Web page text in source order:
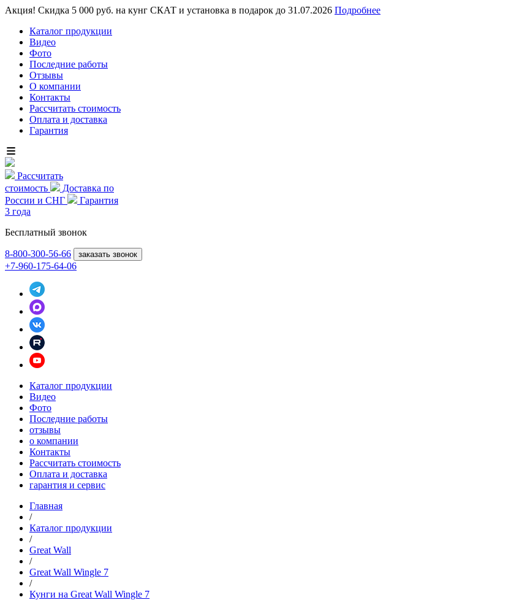
Акция! Скидка 5 000 руб. на кунг СКАТ и установка в подарок до 31.07.2026 Подробнее
Каталог продукции
Видео
Фото
Последние работы
Отзывы
О компании
Контакты
Рассчитать стоимость
Оплата и доставка
Гарантия
Рассчитать
стоимость
Доставка по
России и СНГ
Гарантия
3 года
Бесплатный звонок
8-800-300-56-66 заказать звонок
+7-960-175-64-06
Каталог продукции
Видео
Фото
Последние работы
отзывы
о компании
Контакты
Рассчитать стоимость
Оплата и доставка
гарантия и сервис
Главная
/
Каталог продукции
/
Great Wall
/
Great Wall Wingle 7
/
Кунги на Great Wall Wingle 7